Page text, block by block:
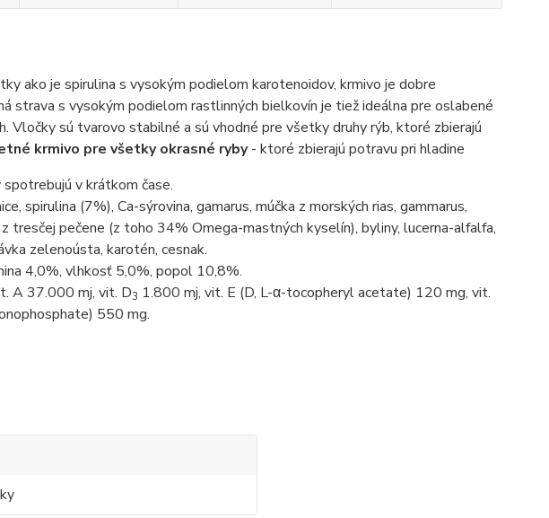
ako je spirulina s vysokým podielom karotenoidov, krmivo je dobre
strava s vysokým podielom rastlinných bielkovín je tiež ideálna pre oslabené
Vločky sú tvarovo stabilné a sú vhodné pre všetky druhy rýb, ktoré zbierajú
krmivo pre všetky okrasné ryby- ktoré zbierajú potravu pri hladine
v krátkom čase.
spirulina (7%), Ca-sýrovina, gamarus, múčka z morských rias, gammarus,
tresčej pečene (z toho 34% Omega-mastných kyselín), byliny, lucerna-alfalfa,
zelenoústa, karotén, cesnak.
4,0%, vlhkosť 5,0%, popol 10,8%.
A 37.000 mj, vit. D3 1.800 mj, vit. E (D, L-α-tocopheryl acetate) 120 mg, vit.
550 mg.